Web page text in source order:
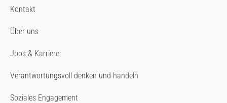
Kontakt
Über uns
Jobs & Karriere
Verantwortungsvoll denken und handeln
Soziales Engagement